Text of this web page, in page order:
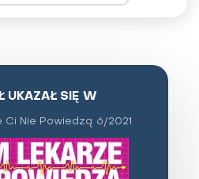
UKAZAŁ SIĘ W
Ci Nie Powiedzą 6/2021